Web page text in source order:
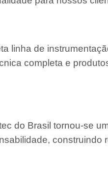
linha de
completa e
do Brasil tornou-se
construindo